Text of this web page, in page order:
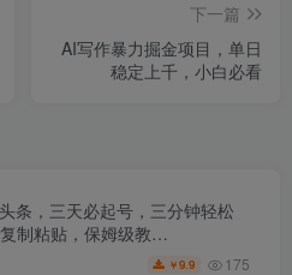
下一篇
AI写作暴力掘金项目，单日
稳定上千，小白必看
条，三天必起号，三分钟轻松
制粘贴，保姆级教…
￥9.9 175